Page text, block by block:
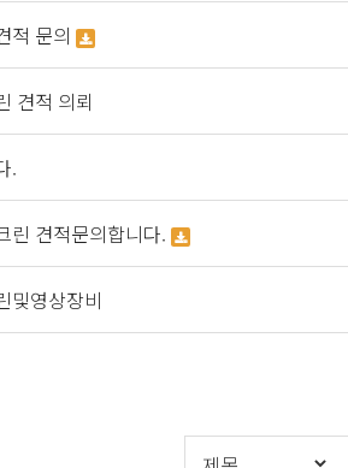
적 문의
견적 의뢰
.
린 견적문의합니다.
및영상장비